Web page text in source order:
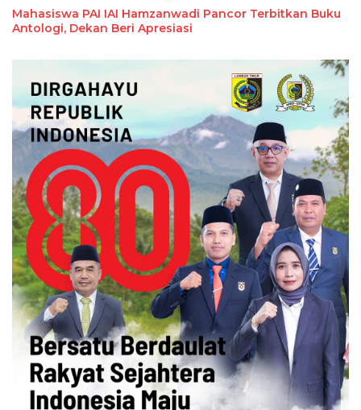
Mahasiswa PAI IAI Hamzanwadi Pancor Terbitkan Buku
Antologi, Dekan Beri Apresiasi